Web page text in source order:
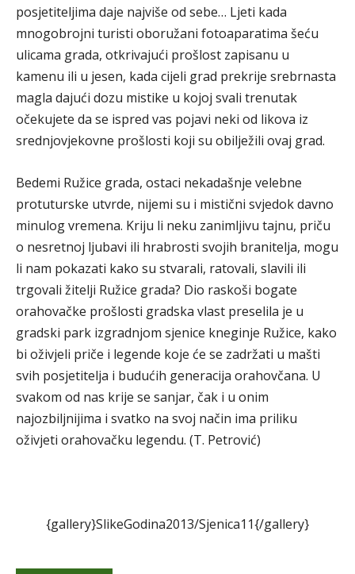
posjetiteljima daje najviše od sebe… Ljeti kada
mnogobrojni turisti oboružani fotoaparatima šeću
ulicama grada, otkrivajući prošlost zapisanu u
kamenu ili u jesen, kada cijeli grad prekrije srebrnasta
magla dajući dozu mistike u kojoj svali trenutak
očekujete da se ispred vas pojavi neki od likova iz
srednjovjekovne prošlosti koji su obilježili ovaj grad.
Bedemi Ružice grada, ostaci nekadašnje velebne
protuturske utvrde, nijemi su i mistični svjedok davno
minulog vremena. Kriju li neku zanimljivu tajnu, priču
o nesretnoj ljubavi ili hrabrosti svojih branitelja, mogu
li nam pokazati kako su stvarali, ratovali, slavili ili
trgovali žitelji Ružice grada? Dio raskoši bogate
orahovačke prošlosti gradska vlast preselila je u
gradski park izgradnjom sjenice kneginje Ružice, kako
bi oživjeli priče i legende koje će se zadržati u mašti
svih posjetitelja i budućih generacija orahovčana. U
svakom od nas krije se sanjar, čak i u onim
najozbiljnijima i svatko na svoj način ima priliku
oživjeti orahovačku legendu. (T. Petrović)
{gallery}SlikeGodina2013/Sjenica11{/gallery}